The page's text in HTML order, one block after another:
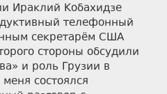
Ираклий Кобахидзе
телефонный
секретарём США
стороны обсудили
и роль Грузии в
состоялся